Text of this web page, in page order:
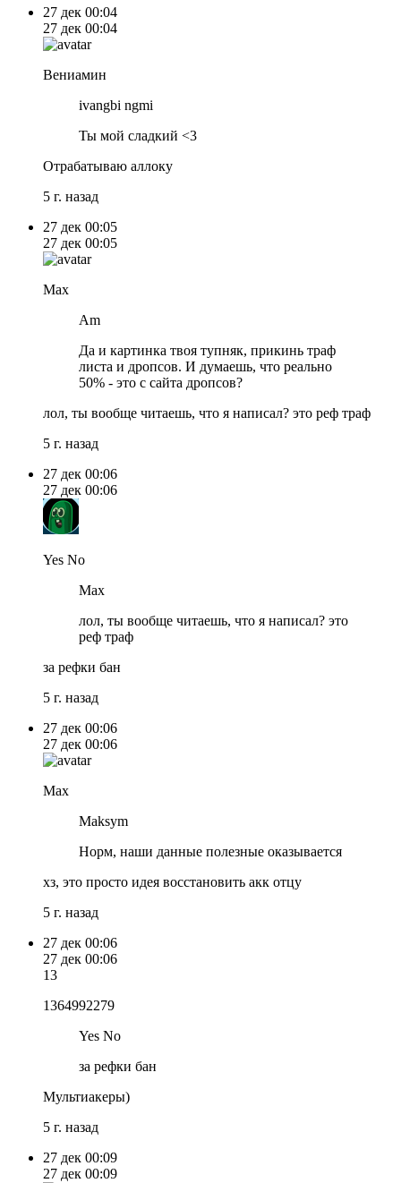
27 дек 00:04
27 дек 00:04
Вениамин
ivangbi ngmi
Ты мой сладкий <3
Отрабатываю аллоку
5 г. назад
27 дек 00:05
27 дек 00:05
Max
Am
Да и картинка твоя тупняк, прикинь траф
листа и дропсов. И думаешь, что реально
50% - это с сайта дропсов?
лол, ты вообще читаешь, что я написал? это реф траф
5 г. назад
27 дек 00:06
27 дек 00:06
Yes No
Max
лол, ты вообще читаешь, что я написал? это
реф траф
за рефки бан
5 г. назад
27 дек 00:06
27 дек 00:06
Max
Maksym
Норм, наши данные полезные оказывается
хз, это просто идея восстановить акк отцу
5 г. назад
27 дек 00:06
27 дек 00:06
13
1364992279
Yes No
за рефки бан
Мультиакеры)
5 г. назад
27 дек 00:09
27 дек 00:09